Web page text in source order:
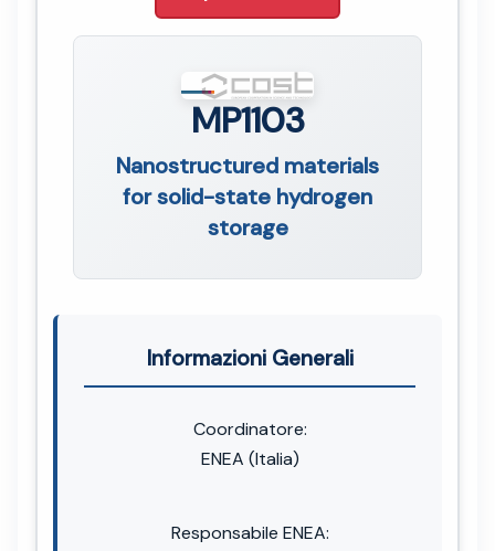
MP1103
Nanostructured materials
for solid-state hydrogen
storage
Informazioni Generali
Coordinatore:
ENEA (Italia)
Responsabile ENEA: